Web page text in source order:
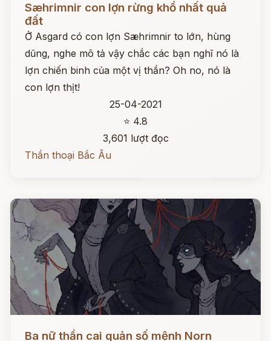
Sæhrimnir con lợn rừng khổ nhất quả
đất
Ở Asgard có con lợn Sæhrimnir to lớn, hùng
dũng, nghe mô tả vậy chắc các bạn nghĩ nó là
lợn chiến binh của một vị thần? Oh no, nó là
con lợn thịt!
25-04-2021
⭐ 4.8
3,601 lượt đọc
Thần thoại Bắc Âu
Ba nữ thần cai quản số mệnh Norn